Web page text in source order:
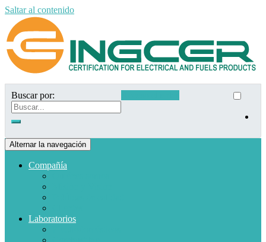
Saltar al contenido
Buscar por:
Alternar la navegación
Compañía
Laboratorios